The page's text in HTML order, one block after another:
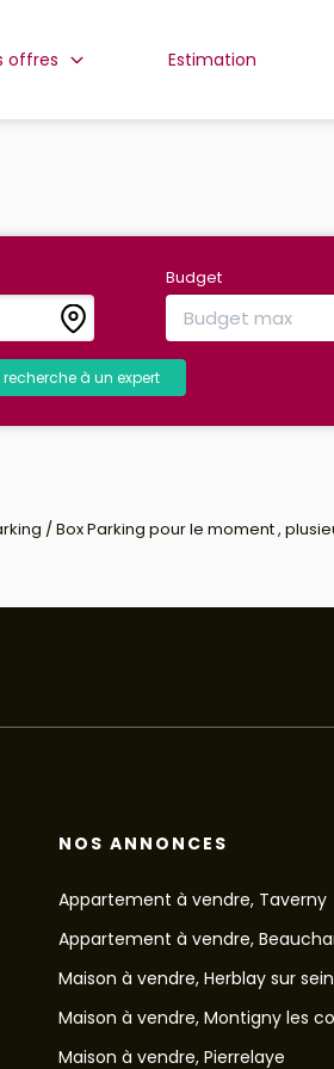
offres Estimation
Budget
à un expert
/ Box Parking pour le moment ,
NOS ANNONCES
Appartement à vendre, Taverny
Appartement à vendre,
Maison à vendre, Herblay sur
Maison à vendre, Montigny les
Maison à vendre, Pierrelaye